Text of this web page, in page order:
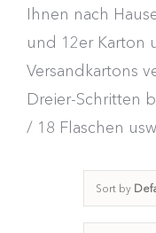
Ihnen nach
und 12er Karton
Versandkartons
Dreier-Schritten
/ 18 Flaschen
Sort by